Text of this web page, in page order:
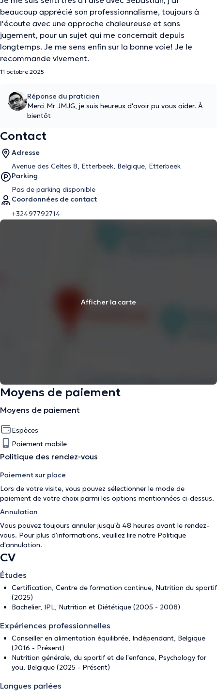
beaucoup apprécié son professionnalisme, toujours à
l'écoute avec une approche chaleureuse et sans
jugement, pour un sujet qui me concernait depuis
longtemps. Je me sens enfin sur la bonne voie! Je le
recommande vivement.
11 octobre 2025
Réponse du praticien
Merci Mr JMJG, je suis heureux d'avoir pu vous aider. À
bientôt
Contact
Adresse
Avenue des Celtes 8, Etterbeek, Belgique, Etterbeek
Parking
Pas de parking disponible
Coordonnées de contact
+32497792714
Afficher la carte
Moyens de paiement
Moyens de paiement
Espèces
Paiement mobile
Politique des rendez-vous
Paiement sur place
Lors de votre visite, vous pouvez sélectionner le mode de
paiement de votre choix parmi les options mentionnées ci-dessus.
Annulation
Vous pouvez toujours annuler jusqu'à 48 heures avant le rendez-
vous. Pour plus d'informations, veuillez lire notre Politique
d'annulation.
CV
Études
Certification, Centre de formation continue, Nutrition du sportif
(2025)
Bachelier, IPL, Nutrition et Diététique (2005 - 2008)
Expériences professionnelles
Conseiller en alimentation équilibrée, Indépendant, Belgique
(2016 - Présent)
Nutrition générale, du sportif et de l'enfance, Psychology for
you, Belgique (2025 - Présent)
Langues parlées